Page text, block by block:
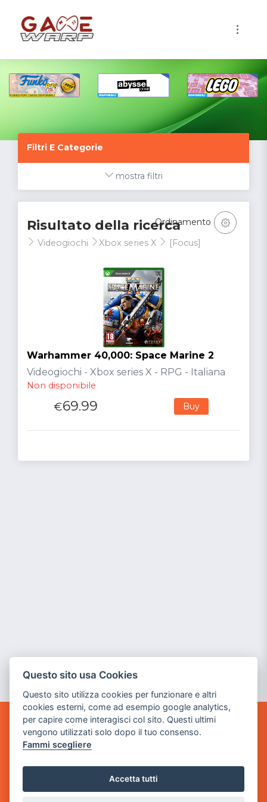
Filtri E Categorie
mostra filtri
Risultato della ricerca
Videogiochi Xbox series X [Focus]
Ordinamento
Warhammer 40,000: Space Marine 2
Videogiochi - Xbox series X - RPG - Italiana
Non disponibile
€69.99 Buy
GAME WARP
BY POWER GAME SRL
Sede Legale
via Villaggio dei Platani, 3
- 25014 Castenedolo, Brescia
Questo sito usa Cookies
Questo sito utilizza cookies per funzionare e altri
cookies esterni, come ad esempio google analytics,
per capire come interagisci col sito. Questi ultimi
vengono utilizzati solo dopo il tuo consenso.
Fammi scegliere
Accetta tutti